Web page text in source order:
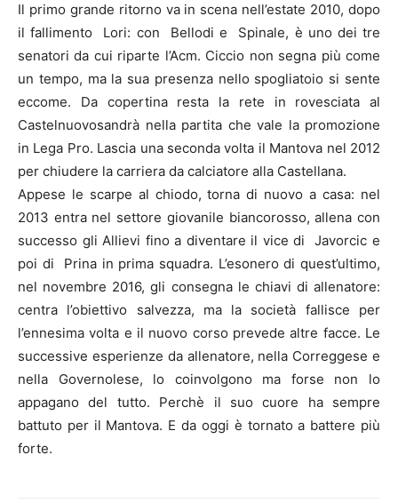
Il primo grande ritorno va in scena nell’estate 2010, dopo
il fallimento Lori: con Bellodi e Spinale, è uno dei tre
senatori da cui riparte l’Acm. Ciccio non segna più come
un tempo, ma la sua presenza nello spogliatoio si sente
eccome. Da copertina resta la rete in rovesciata al
Castelnuovosandrà nella partita che vale la promozione
in Lega Pro. Lascia una seconda volta il Mantova nel 2012
per chiudere la carriera da calciatore alla Castellana.
Appese le scarpe al chiodo, torna di nuovo a casa: nel
2013 entra nel settore giovanile biancorosso, allena con
successo gli Allievi fino a diventare il vice di Javorcic e
poi di Prina in prima squadra. L’esonero di quest’ultimo,
nel novembre 2016, gli consegna le chiavi di allenatore:
centra l’obiettivo salvezza, ma la società fallisce per
l’ennesima volta e il nuovo corso prevede altre facce. Le
successive esperienze da allenatore, nella Correggese e
nella Governolese, lo coinvolgono ma forse non lo
appagano del tutto. Perchè il suo cuore ha sempre
battuto per il Mantova. E da oggi è tornato a battere più
forte.